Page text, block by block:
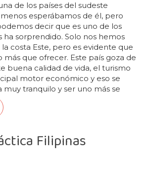
de los países del sudeste
esperábamos de él, pero
decir que es uno de los
ha sorprendido. Solo nos hemos
costa Este, pero es evidente que
que ofrecer. Este país goza de
buena calidad de vida, el turismo
motor económico y eso se
muy tranquilo y ser uno más se
de muchas generaciones,…
Filipinas